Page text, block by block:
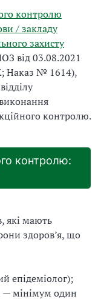
контролю
/ закладу
захисту
від 03.08.2021
Наказ № 1614),
контролю.
контролю:
які мають
здоров’я, що
епідеміолог);
— мінімум один